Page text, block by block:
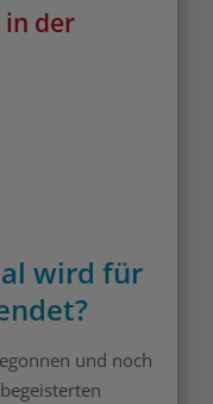
in der
wird für
und noch